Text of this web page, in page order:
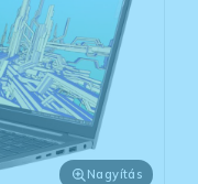
Nagyítás